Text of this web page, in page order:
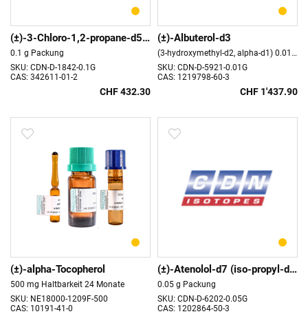
(±)-3-Chloro-1,2-propane-d5-diol
0.1 g Packung
SKU: CDN-D-1842-0.1G
CAS: 342611-01-2
CHF 432.30
(±)-Albuterol-d3
(3-hydroxymethyl-d2, alpha-d1) 0.01 g Packung
SKU: CDN-D-5921-0.01G
CAS: 1219798-60-3
CHF 1'437.90
(±)-alpha-Tocopherol
500 mg Haltbarkeit 24 Monate
SKU: NE18000-1209F-500
CAS: 10191-41-0
(±)-Atenolol-d7 (iso-propyl-d7)
0.05 g Packung
SKU: CDN-D-6202-0.05G
CAS: 1202864-50-3